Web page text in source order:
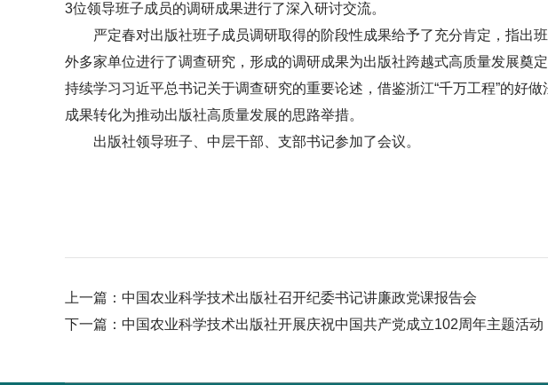
3位领导班子成员的调研成果进行了深入研讨交流。
严定春对出版社班子成员调研取得的阶段性成果给予了充分肯定，指出
外多家单位进行了调查研究，形成的调研成果为出版社跨越式高质量发展奠
持续学习习近平总书记关于调查研究的重要论述，借鉴浙江“千万工程”的好
成果转化为推动出版社高质量发展的思路举措。
出版社领导班子、中层干部、支部书记参加了会议。
上一篇： 中国农业科学技术出版社召开纪委书记讲廉政党课报告会
下一篇： 中国农业科学技术出版社开展庆祝中国共产党成立102周年主题活动